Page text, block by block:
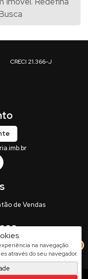
na navegação.
através do seu navegador.
de Vendas
, Salto SP ,Brasil